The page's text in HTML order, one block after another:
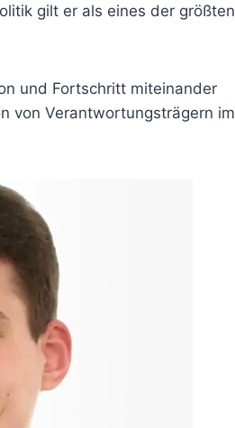
gilt er als eines der größten
und Fortschritt miteinander
von Verantwortungsträgern im